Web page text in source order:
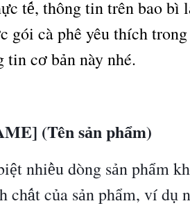
ực tế, thông tin trên bao bì l
c gói càphê yêu thích
tin cơ bản này nhé.
(Tên sản phẩm)
ệt nhiều dòng sản phẩm kh
chất của sản phẩm, vídụ